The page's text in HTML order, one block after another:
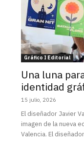
Gráfico I Editorial
Una luna
identidad
15 julio, 2026
El diseñador Javier
imagen de la nueva
Valencia. El